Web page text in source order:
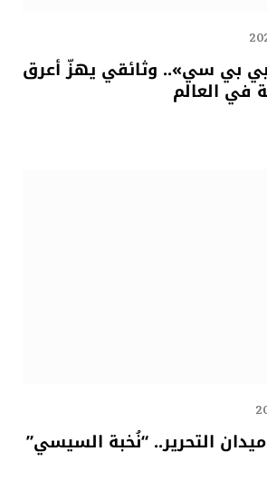
بي سي».. وثائقي يهزّ أعرق
في العالم
التحرير.. “نُخبة السيسي”